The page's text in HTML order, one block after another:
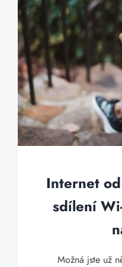
Internet
sdílení
Možná jste už